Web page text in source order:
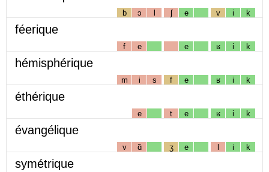
b ɔ l ʃ e v i k
féerique
f e e ʁ i k
hémisphérique
m i s f e ʁ i k
éthérique
e t e ʁ i k
évangélique
v ɑ̃ ʒ e l i k
symétrique